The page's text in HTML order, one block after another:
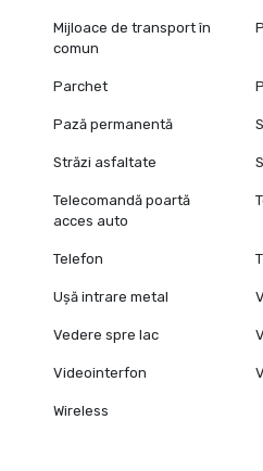
Mijloace de transport în
comun
Parchet
Pază permanentă
Străzi asfaltate
Telecomandă poartă
acces auto
Telefon
Ușă intrare metal
Vedere spre lac
Videointerfon
Wireless